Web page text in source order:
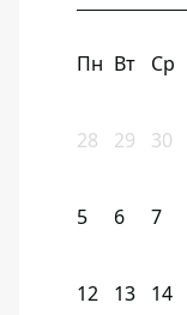
Пн Вт Ср
28 29 30
5 6 7
12 13 14